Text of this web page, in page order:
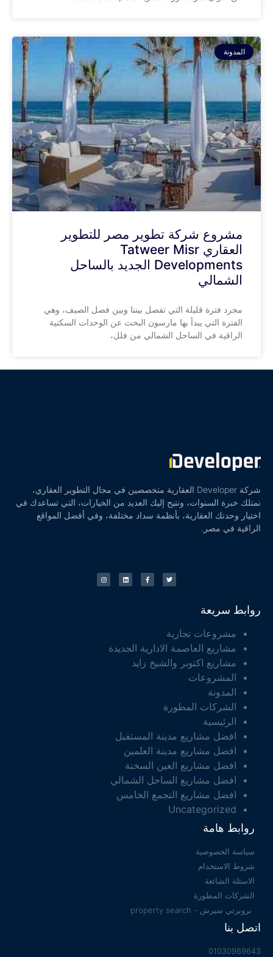
المدونة
مشروع شركة تطوير مصر للتطوير
العقاري Tatweer Misr
Developments الجديد بالساحل
الشمالي
مجرد فترة قليلة التي تفصل بيننا وبين فصل الصيف، وهي
الفترة التي يبدأ بها مارسون البحث عن الوحدات السكنية
الراقية في الساحل الشمالي من فلل،
شركة Developer العقارية متخصصين في مجال التطوير العقاري،
نمتلك خبرة السنوات، ونتيح إليك العديد من الخيارات، التي تساعدك في
اختيار وحدتك العقارية، بأنظمة سداد مختلفة، وفي أفضل المواقع
الراقية في مصر.
روابط سريعة
مشروعات تجارية
مشاريع العاصمة الادارية الجديدة
مشاريع اكتوبر والشيخ زايد
المشروعات
المدونة
الشركات المطورة
الرئيسية
افضل مشاريع مدينة المستقبل
افضل مشاريع مدينة العلمين
افضل مشاريع العين السخنة
افضل مشاريع الساحل الشمالي
افضل مشاريع التجمع الخامس
Uncategorized
روابط هامة
سياسة الخصوصية
شروط الاستخدام
الاسئلة الشائعة
الشركات المطورة
بروبرتي سيرش - property search
اتصل بنا
01030969643